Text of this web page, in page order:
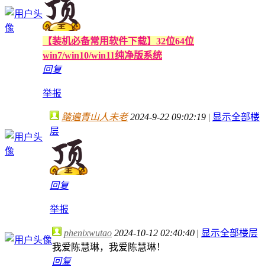
【装机必备常用软件下载】32位64位
win7/win10/win11纯净版系统
回复
举报
踏遍青山人未老2024-9-22 09:02:19 | 显示全部楼
层
回复
举报
phenixwutao 2024-10-12 02:40:40 | 显示全部楼层
我爱陈慧琳，我爱陈慧琳！
回复